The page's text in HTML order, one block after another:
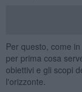
Per questo, come
per prima cosa
obiettivi e gli scopi
l'orizzonte.